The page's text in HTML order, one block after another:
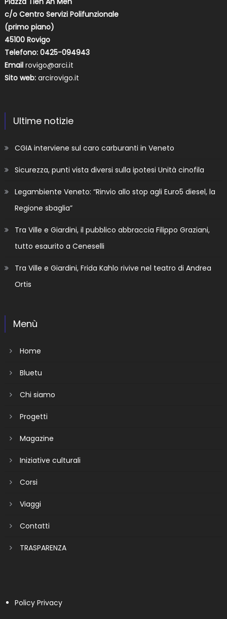
c/o Centro Servizi Polifunzionale
(primo piano)
45100 Rovigo
Telefono: 0425-094943
Email rovigo@arci.it
Sito web: arcirovigo.it
Ultime notizie
CGIA interviene sul caro carburanti in Veneto
Sicurezza, punti vista diversi sulla ipotesi Unità cinofila
Legambiente Veneto: “Rinvio allo stop agli Euro5 diesel, la
Regione sbaglia”
Tra Ville e Giardini, il pubblico abbraccia Filippo Graziani,
tutto esaurito a Ceneselli
Tra Ville e Giardini, Frida Kahlo rivive nel teatro di Andrea
Ortis
Menù
Home
Bluetu
Chi siamo
Progetti
Magazine
Iniziative culturali
Corsi
Viaggi
Contatti
TRASPARENZA
Policy Privacy